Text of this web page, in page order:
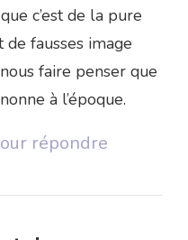
c’est de la pure
de fausses image
faire penser que
à l’époque.
répondre